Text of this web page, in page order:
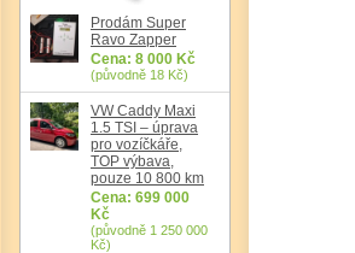
Prodám Super
Ravo Zapper
Cena: 8 000 Kč
(původně 18 Kč)
VW Caddy Maxi
1.5 TSI – úprava
pro vozíčkáře,
TOP výbava,
pouze 10 800 km
Cena: 699 000
Kč
(původně 1 250 000
Kč)